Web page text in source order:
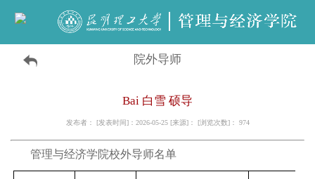
院外导师
Bai 白雪 硕导
发布者： [发表时间]：2026-05-25 [来源]： [浏览次数]： 974
管理与经济学院校外导师名单